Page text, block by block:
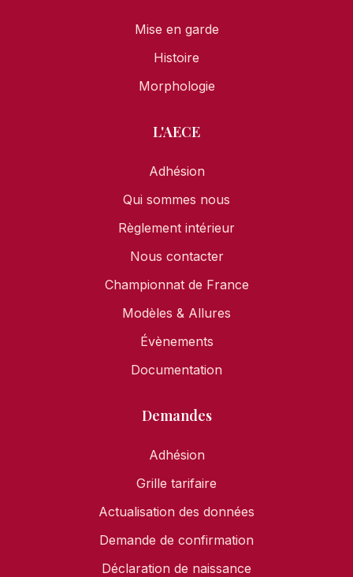
Mise en garde
Histoire
Morphologie
L'AECE
Adhésion
Qui sommes nous
Règlement intérieur
Nous contacter
Championnat de France
Modèles & Allures
Évènements
Documentation
Demandes
Adhésion
Grille tarifaire
Actualisation des données
Demande de confirmation
Déclaration de naissance